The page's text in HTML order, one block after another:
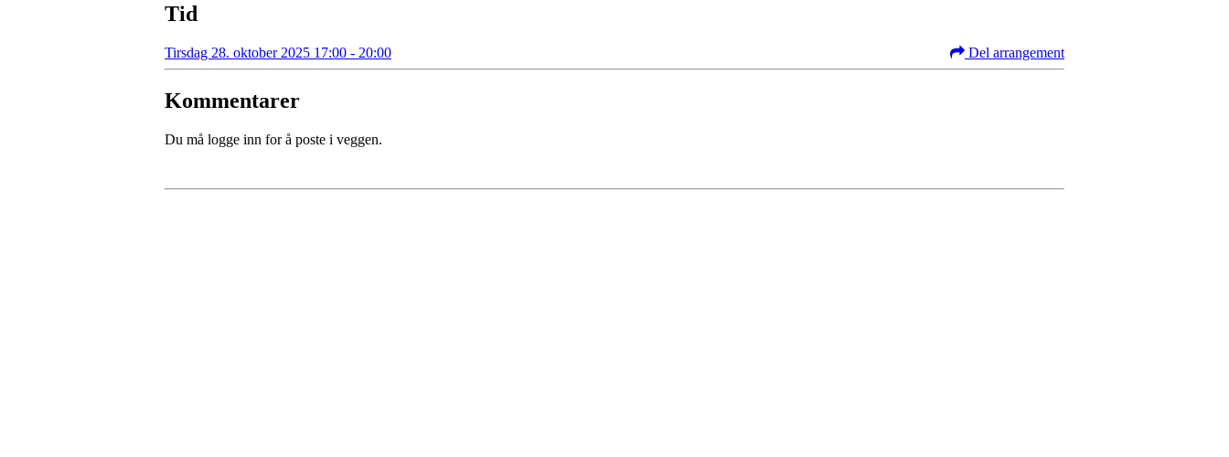
Tid
Tirsdag 28. oktober 2025 17:00 - 20:00 Del arrangement
Kommentarer
Du må logge inn for å poste i veggen.